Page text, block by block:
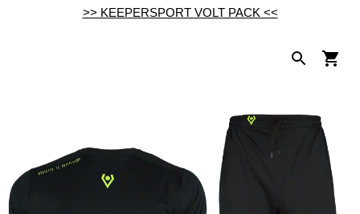
>> KEEPERSPORT VOLT PACK <<